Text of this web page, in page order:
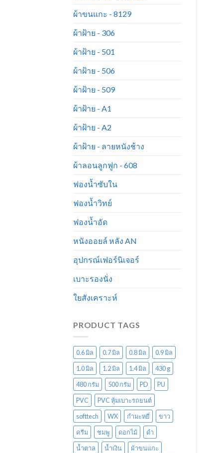
ผ้าขนแกะ - 8129
ผ้าฝ้าย - 306
ผ้าฝ้าย - 501
ผ้าฝ้าย - 506
ผ้าฝ้าย - 509
ผ้าฝ้าย - A1
ผ้าฝ้าย - A2
ผ้าฝ้าย - ลายหนังช้าง
ผ้าลอนลูกฟูก - 608
ฟองน้ำซับใน
ฟองน้ำวิทย์
ฟองน้ำอัด
หนังออยล์ หลัง AN
อุปกรณ์เฟอร์นิเจอร์
เบาะรองนั่ง
ใยสังเคราะห์
PRODUCT TAGS
0.6 มิล 0.7 มิล 0.8 มิล
0.9 มิล
1.0 มิล
1.2 มิล 1.4 มิล
430 g
480 กรัม
500 กรัม PD
PU
PVC
PVC หุ้มเบาะรถยนต์
softtech
WX กำมะหยี่
ขาว
ครีม
ชมพู ดอกไม้
ดำ
น้ำตาล
น้ำเงิน
ผ้าขนแกะ